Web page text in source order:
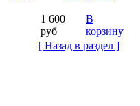
1 600
руб
В
корзину
[ Назад в раздел ]